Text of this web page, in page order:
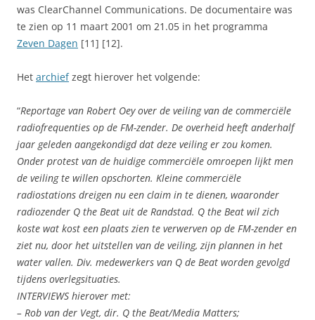
was ClearChannel Communications. De documentaire was
te zien op 11 maart 2001 om 21.05 in het programma
Zeven Dagen [11] [12].
Het archiefzegt hierover het volgende:
“Reportage van Robert Oey over de veiling van de commerciële
radiofrequenties op de FM-zender. De overheid heeft anderhalf
jaar geleden aangekondigd dat deze veiling er zou komen.
Onder protest van de huidige commerciële omroepen lijkt men
de veiling te willen opschorten. Kleine commerciële
radiostations dreigen nu een claim in te dienen, waaronder
radiozender Q the Beat uit de Randstad. Q the Beat wil zich
koste wat kost een plaats zien te verwerven op de FM-zender en
ziet nu, door het uitstellen van de veiling, zijn plannen in het
water vallen. Div. medewerkers van Q de Beat worden gevolgd
tijdens overlegsituaties.
INTERVIEWS hierover met:
– Rob van der Vegt, dir. Q the Beat/Media Matters;